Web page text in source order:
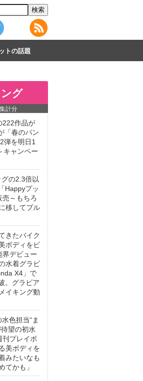
トの話題
グ
集計分
222作品が
「春のパン
弾を明日1
キャンペー
の2.3倍以
Happyプッ
～もちろ
移してプル
きたバイク
ボディをビ
界デビュー
水着グラビ
X4」で
。グラビア
イキング動
色担当“ま
望の初水
刊プレイボ
美ボディを
みたいなも
てかも」